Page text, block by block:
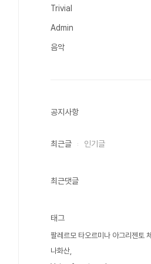
Trivial
Admin
음악
공지사항
최근글 인기글
최근댓글
태그
팔레르모 타오르미나 아그리젠토
나화산